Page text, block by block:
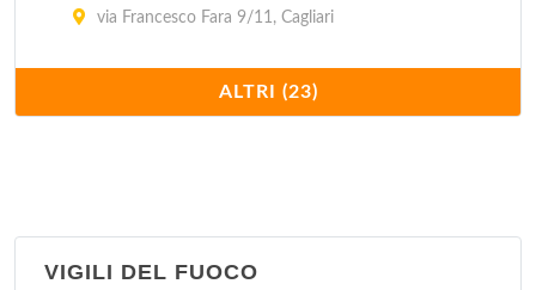
via Francesco Fara 9/11, Cagliari
via San Benedetto 57/A, Cagliari
Ufficio Postale 12
ALTRI (23)
VIGILI DEL FUOCO